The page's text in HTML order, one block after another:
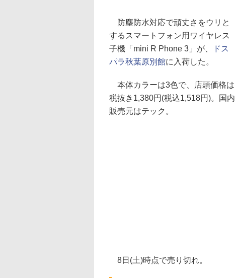
防塵防水対応で頑丈さをウリと
するスマートフォン用ワイヤレス
子機「mini R Phone 3」が、
ドス
パラ秋葉原別館に入荷した。
本体カラーは3色で、店頭価格は
税抜き1,380円(税込1,518円)。国内
販売元はテック。
8日(土)時点で売り切れ。